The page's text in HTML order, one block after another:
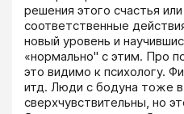
решения этого счастья
соответственные
новый уровень и
«нормально" с этим. Про
это видимо к психологу.
итд. Люди с бодуна тоже
сверхчувствительны, но